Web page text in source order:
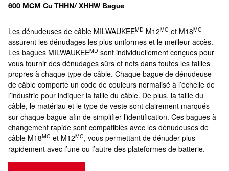
600 MCM Cu THHN/ XHHW Bague
Les dénudeuses de câble MILWAUKEEMD M12MC et M18MC
assurent les dénudages les plus uniformes et le meilleur accès.
Les bagues MILWAUKEEMD sont individuellement conçues pour
vous fournir des dénudages sûrs et nets dans toutes les tailles
propres à chaque type de câble. Chaque bague de dénudeuse
de câble comporte un code de couleurs normalisé à l’échelle de
l’industrie pour indiquer la taille du câble. De plus, la taille du
câble, le matériau et le type de veste sont clairement marqués
sur chaque bague afin de simplifier l’identification. Ces bagues à
changement rapide sont compatibles avec les dénudeuses de
câble M18MC et M12MC, vous permettant de dénuder plus
rapidement avec l’une ou l’autre des plateformes de batterie.